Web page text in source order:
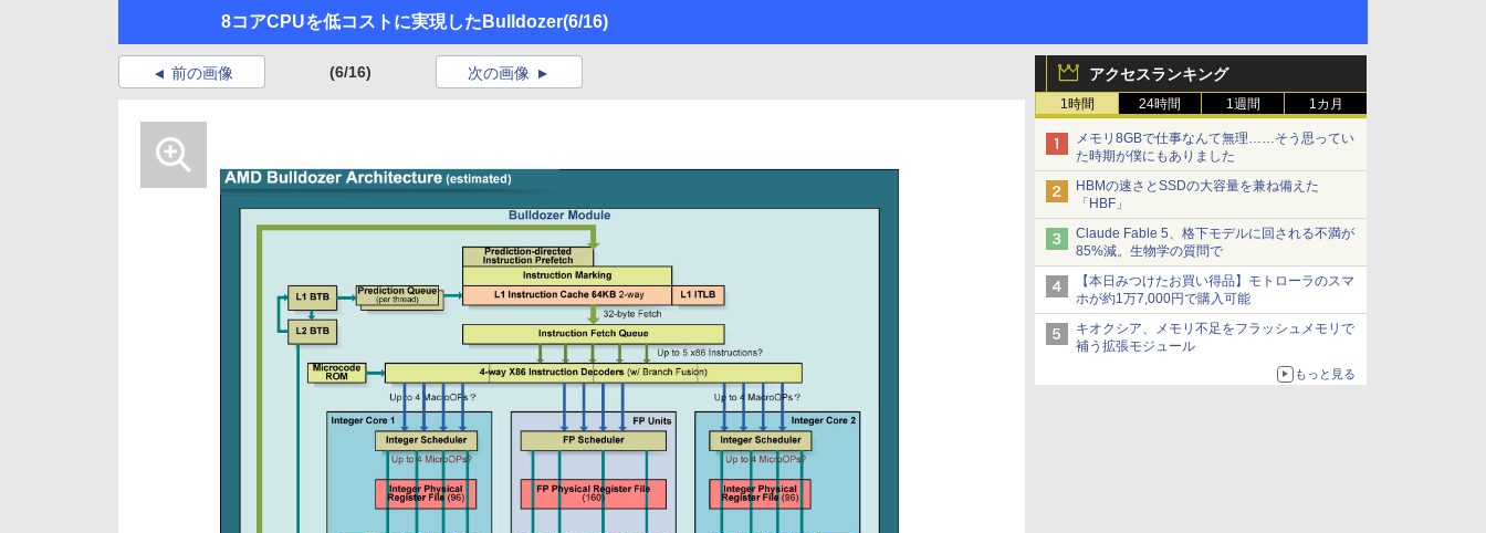
8コアCPUを低コストに実現したBulldozer(6/16)
アクセスランキング
1時間 24時間 1週間 1カ月
メモリ8GBで仕事なんて無理……そう思ってい
た時期が僕にもありました
HBMの速さとSSDの大容量を兼ね備えた
「HBF」
Claude Fable 5、格下モデルに回される不満が
85%減。生物学の質問で
【本日みつけたお買い得品】モトローラのスマ
ホが約1万7,000円で購入可能
キオクシア、メモリ不足をフラッシュメモリで
補う拡張モジュール
もっと見る
前の画像 (6/16) 次の画像